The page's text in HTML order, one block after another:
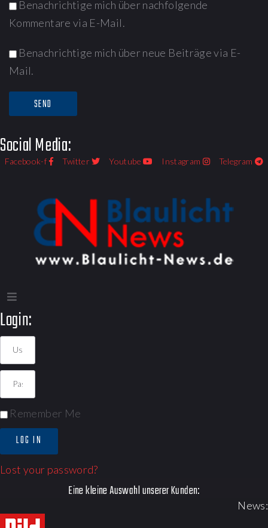
Benachrichtige mich über nachfolgende
Kommentare via E-Mail.
Benachrichtige mich über neue Beiträge via E-
Mail.
Social Media:
Facebook-f Twitter Youtube Instagram Telegram
Login:
Remember Me
LOG IN
Lost your password?
Eine kleine Auswahl unserer Kunden:
News: